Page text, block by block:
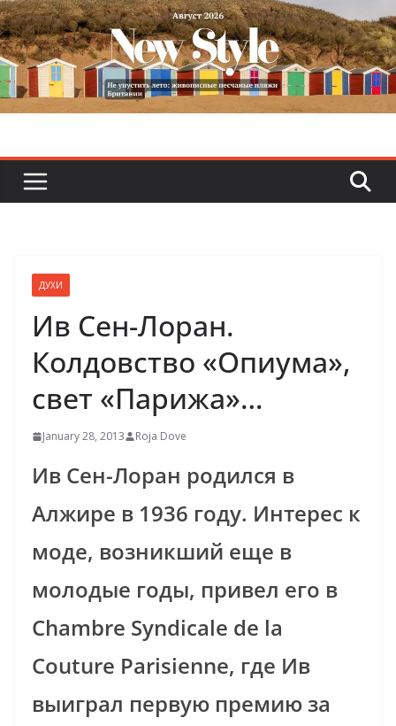
Skip
to
content
ДУХИ
Ив Сен-Лоран.
Колдовство «Опиума»,
свет «Парижа»…
January 28, 2013 Roja Dove
Ив Сен-Лоран родился в
Алжире в 1936 году. Интерес к
моде, возникший еще в
молодые годы, привел его в
Chambre Syndicale de la
Couture Parisienne, где Ив
выиграл первую премию за